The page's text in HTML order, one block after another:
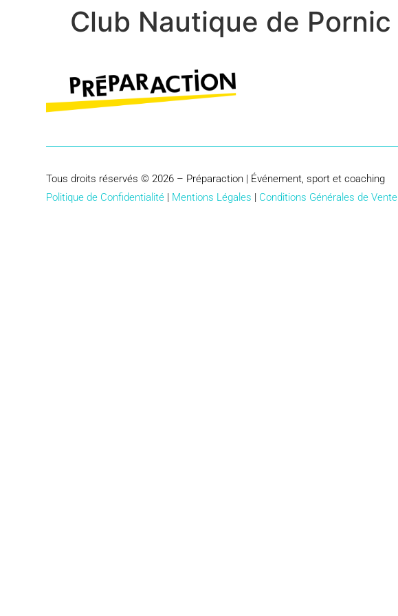
Club Nautique de Pornic
Tous droits réservés © 2026 – Préparaction | Événement, sport et coaching
Politique de Confidentialité | Mentions Légales | Conditions Générales de Vente